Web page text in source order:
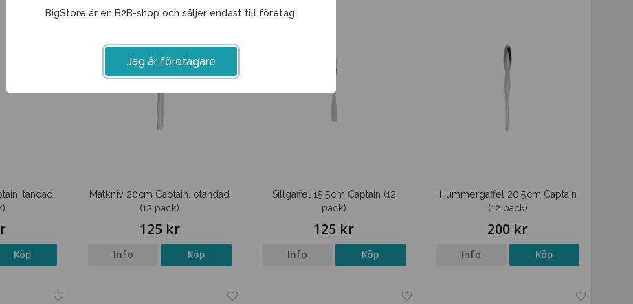
tandad
Köp
Matkniv 20cm Captain, otandad
(12 pack)
125 kr
Info Köp
Sillgaffel 15,5cm Captain (12
pack)
125 kr
Info Köp
Hummergaffel 20,5cm Captain
(12 pack)
200 kr
Info Köp
BigStore är en B2B-shop och säljer endast till företag.
Jag är företagare